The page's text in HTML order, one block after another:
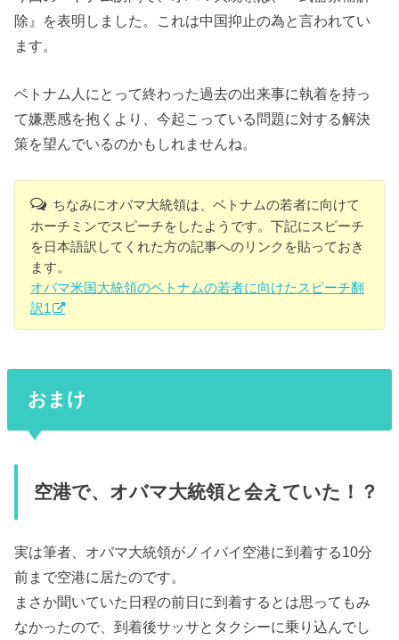
除』を表明しました。これは中国抑止の為と言われてい
ます。
ベトナム人にとって終わった過去の出来事に執着を持っ
て嫌悪感を抱くより、今起こっている問題に対する解決
策を望んでいるのかもしれませんね。
ちなみにオバマ大統領は、ベトナムの若者に向けて
ホーチミンでスピーチをしたようです。下記にスピーチ
を日本語訳してくれた方の記事へのリンクを貼っておき
ます。
オバマ米国大統領のベトナムの若者に向けたスピーチ翻
訳1
おまけ
空港で、オバマ大統領と会えていた！？
実は筆者、オバマ大統領がノイバイ空港に到着する10分
前まで空港に居たのです。
まさか聞いていた日程の前日に到着するとは思ってもみ
なかったので、到着後サッサとタクシーに乗り込んでし